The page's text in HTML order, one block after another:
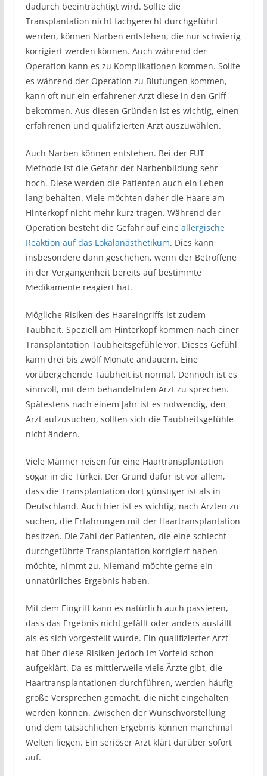
dadurch beeinträchtigt wird. Sollte die
Transplantation nicht fachgerecht durchgeführt
werden, können Narben entstehen, die nur schwierig
korrigiert werden können. Auch während der
Operation kann es zu Komplikationen kommen. Sollte
es während der Operation zu Blutungen kommen,
kann oft nur ein erfahrener Arzt diese in den Griff
bekommen. Aus diesen Gründen ist es wichtig, einen
erfahrenen und qualifizierten Arzt auszuwählen.
Auch Narben können entstehen. Bei der FUT-
Methode ist die Gefahr der Narbenbildung sehr
hoch. Diese werden die Patienten auch ein Leben
lang behalten. Viele möchten daher die Haare am
Hinterkopf nicht mehr kurz tragen. Während der
Operation besteht die Gefahr auf eine allergische
Reaktion auf das Lokalanästhetikum. Dies kann
insbesondere dann geschehen, wenn der Betroffene
in der Vergangenheit bereits auf bestimmte
Medikamente reagiert hat.
Mögliche Risiken des Haareingriffs ist zudem
Taubheit. Speziell am Hinterkopf kommen nach einer
Transplantation Taubheitsgefühle vor. Dieses Gefühl
kann drei bis zwölf Monate andauern. Eine
vorübergehende Taubheit ist normal. Dennoch ist es
sinnvoll, mit dem behandelnden Arzt zu sprechen.
Spätestens nach einem Jahr ist es notwendig, den
Arzt aufzusuchen, sollten sich die Taubheitsgefühle
nicht ändern.
Viele Männer reisen für eine Haartransplantation
sogar in die Türkei. Der Grund dafür ist vor allem,
dass die Transplantation dort günstiger ist als in
Deutschland. Auch hier ist es wichtig, nach Ärzten zu
suchen, die Erfahrungen mit der Haartransplantation
besitzen. Die Zahl der Patienten, die eine schlecht
durchgeführte Transplantation korrigiert haben
möchte, nimmt zu. Niemand möchte gerne ein
unnatürliches Ergebnis haben.
Mit dem Eingriff kann es natürlich auch passieren,
dass das Ergebnis nicht gefällt oder anders ausfällt
als es sich vorgestellt wurde. Ein qualifizierter Arzt
hat über diese Risiken jedoch im Vorfeld schon
aufgeklärt. Da es mittlerweile viele Ärzte gibt, die
Haartransplantationen durchführen, werden häufig
große Versprechen gemacht, die nicht eingehalten
werden können. Zwischen der Wunschvorstellung
und dem tatsächlichen Ergebnis können manchmal
Welten liegen. Ein seriöser Arzt klärt darüber sofort
auf.